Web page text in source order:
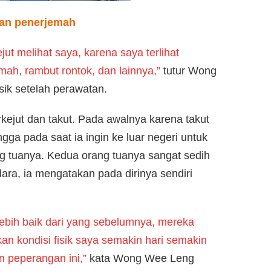
penerjemah
melihat saya, karena saya terlihat
rambut rontok, dan lainnya,” tutur Wong
setelah perawatan.
dan takut. Pada awalnya karena takut
pada saat ia ingin ke luar negeri untuk
tuanya. Kedua orang tuanya sangat sedih
ia mengatakan pada dirinya sendiri
baik dari yang sebelumnya, mereka
kondisi fisik saya semakin hari semakin
peperangan ini,” kata Wong Wee Leng